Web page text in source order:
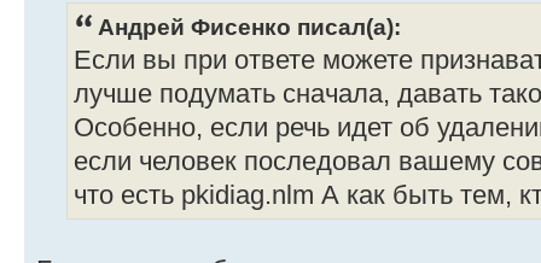
Андрей Фисенко писал(а):
Если вы при ответе можете
лучше подумать сначала, давать
Особенно, если речь идет об
если человек последовал вашему
что есть pkidiag.nlm А как быть тем,